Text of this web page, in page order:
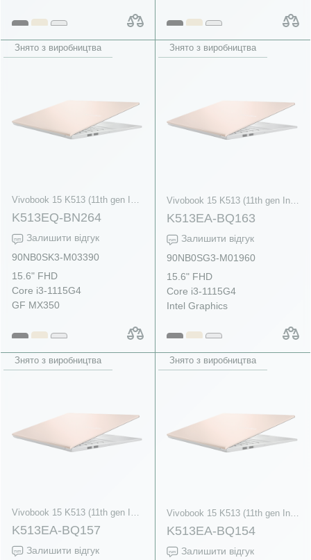
Знято з виробництва
Vivobook 15 K513 (11th gen Intel)
K513EQ-BN264
Залишити відгук
90NB0SK3-M03390
15.6" FHD
Core i3-1115G4
GF MX350
Знято з виробництва
Vivobook 15 K513 (11th gen Intel)
K513EA-BQ163
Залишити відгук
90NB0SG3-M01960
15.6" FHD
Core i3-1115G4
Intel Graphics
Знято з виробництва
K513EA-BQ157
Залишити відгук
Знято з виробництва
K513EA-BQ154
Залишити відгук